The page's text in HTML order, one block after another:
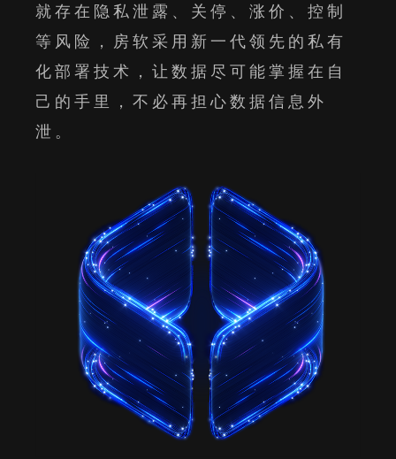
就存在隐私泄露、关停、涨价、控制
等风险，房软采用新一代领先的私有
化部署技术，让数据尽可能掌握在自
己的手里，不必再担心数据信息外
泄。